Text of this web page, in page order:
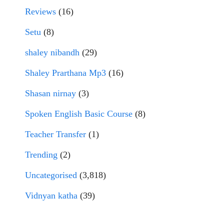
Reviews (16)
Setu (8)
shaley nibandh (29)
Shaley Prarthana Mp3 (16)
Shasan nirnay (3)
Spoken English Basic Course (8)
Teacher Transfer (1)
Trending (2)
Uncategorised (3,818)
Vidnyan katha (39)